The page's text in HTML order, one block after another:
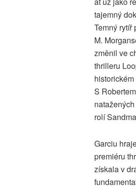
tajemný
Temný rytíř
M.
změnil ve
thrilleru
S
rolí
Garciu
premiéru
získala v